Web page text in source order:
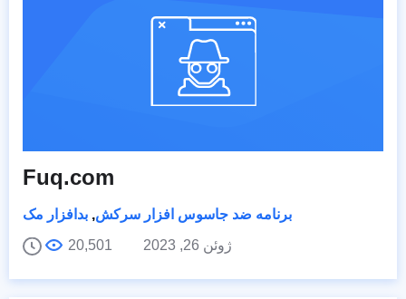
Fuq.com
برنامه ضد جاسوس افزار سرکش, بدافزار مک
ژوئن 26, 2023
20,501